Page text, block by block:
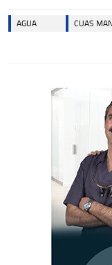
AGUA CUAS